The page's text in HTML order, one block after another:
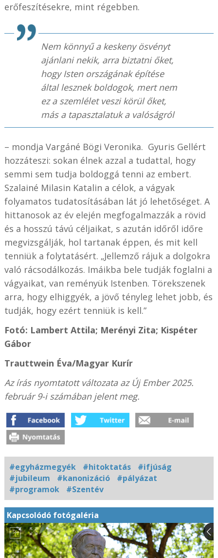
erőfeszítésekre, mint régebben.
Nem könnyű a keskeny ösvényt
ajánlani nekik, arra biztatni őket,
hogy Isten országának építése
által lesznek boldogok, mert nem
ez a szemlélet veszi körül őket,
más a tapasztalatuk a valóságról
– mondja Vargáné Bögi Veronika. Gyuris Gellért
hozzáteszi: sokan élnek azzal a tudattal, hogy
semmi sem tudja boldoggá tenni az embert.
Szalainé Milasin Katalin a célok, a vágyak
folyamatos tudatosításában lát jó lehetőséget. A
hittanosok az év elején megfogalmazzák a rövid
és a hosszú távú céljaikat, s azután időről időre
megvizsgálják, hol tartanak éppen, és mit kell
tenniük a folytatásért. „Jellemző rájuk a dolgokra
való rácsodálkozás. Imáikba bele tudják foglalni a
vágyaikat, van reményük Istenben. Törekszenek
arra, hogy elhiggyék, a jövő tényleg lehet jobb, és
tudják, hogy ezért tenniük is kell.”
Fotó: Lambert Attila; Merényi Zita; Kispéter
Gábor
Trauttwein Éva/Magyar Kurír
Az írás nyomtatott változata az Új Ember 2025.
február 9-i számában jelent meg.
#egyházmegyék #hitoktatás
#ifjúság
#jubileum
#kanonizáció
#pályázat
#programok
#Szentév
Kapcsolódó fotógaléria